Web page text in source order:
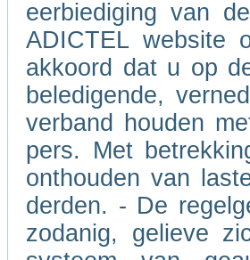
eerbiediging van
ADICTEL website
akkoord dat u op
beledigende,
verband houden
pers. Met
onthouden van
derden. - De
zodanig, gelieve